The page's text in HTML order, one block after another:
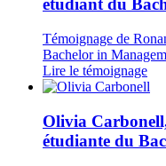
étudiant du
Témoignage de
Bachelor in
Lire le témoignage
Olivia
étudiante du